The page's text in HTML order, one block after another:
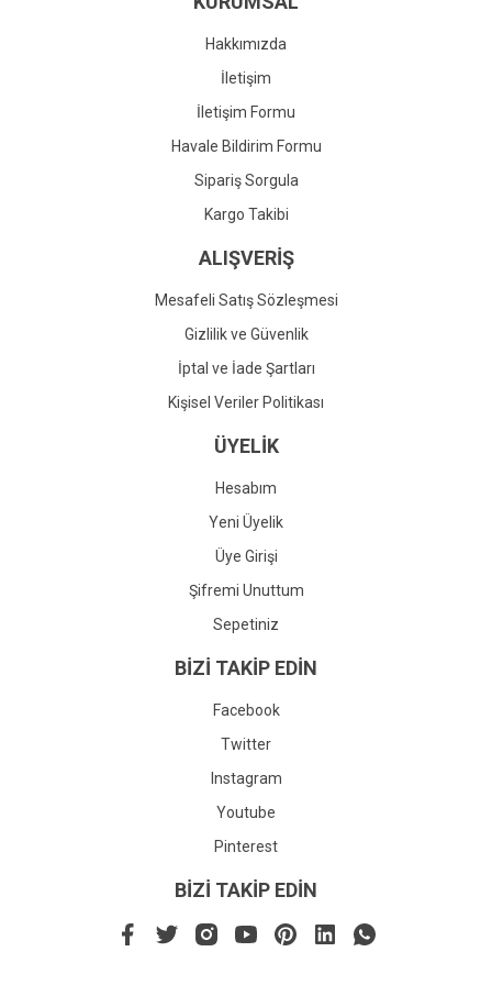
Gönder
Hakkımızda
İletişim
İletişim Formu
Havale Bildirim Formu
Sipariş Sorgula
Kargo Takibi
ALIŞVERİŞ
Mesafeli Satış Sözleşmesi
Gizlilik ve Güvenlik
İptal ve İade Şartları
Kişisel Veriler Politikası
ÜYELİK
Hesabım
Yeni Üyelik
Üye Girişi
Şifremi Unuttum
Sepetiniz
BİZİ TAKİP EDİN
Facebook
Twitter
Instagram
Youtube
Pinterest
BİZİ TAKİP EDİN